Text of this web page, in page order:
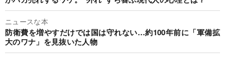
ニュースな本
防衛費を増やすだけでは国は守れない…約100年前に「軍備拡
大のワナ」を見抜いた人物